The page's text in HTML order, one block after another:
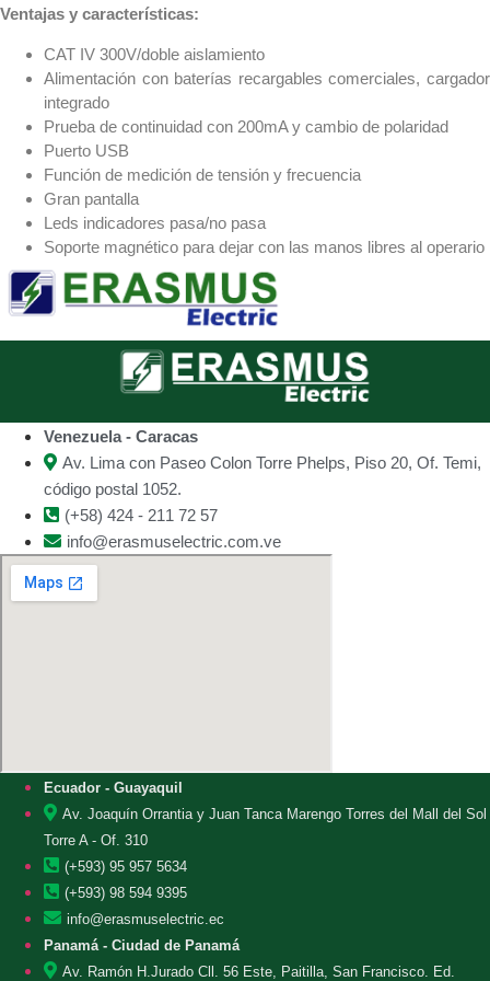
Ventajas y características:
CAT IV 300V/doble aislamiento
Alimentación con baterías recargables comerciales, cargador
integrado
Prueba de continuidad con 200mA y cambio de polaridad
Puerto USB
Función de medición de tensión y frecuencia
Gran pantalla
Leds indicadores pasa/no pasa
Soporte magnético para dejar con las manos libres al operario
Venezuela - Caracas
Av. Lima con Paseo Colon Torre Phelps, Piso 20, Of. Temi,
código postal 1052.
(+58) 424 - 211 72 57
info@erasmuselectric.com.ve
Ecuador - Guayaquil
Av. Joaquín Orrantia y Juan Tanca Marengo Torres del Mall del Sol
Torre A - Of. 310
(+593) 95 957 5634
(+593) 98 594 9395
info@erasmuselectric.ec
Panamá - Ciudad de Panamá
Av. Ramón H.Jurado Cll. 56 Este, Paitilla, San Francisco. Ed.